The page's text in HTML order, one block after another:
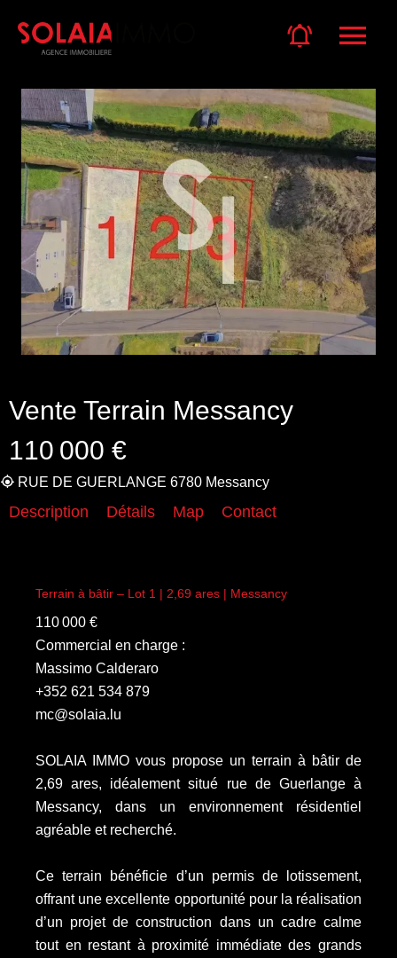
Vente Terrain Messancy
110 000 €
RUE DE GUERLANGE 6780 Messancy
Description Détails Map Contact
Terrain à bâtir – Lot 1 | 2,69 ares | Messancy
110 000 €
Commercial en charge :
Massimo Calderaro
+352 621 534 879
mc@solaia.lu
SOLAIA IMMO vous propose un terrain à bâtir de
2,69 ares, idéalement situé rue de Guerlange à
Messancy, dans un environnement résidentiel
agréable et recherché.
Ce terrain bénéficie d’un permis de lotissement,
offrant une excellente opportunité pour la réalisation
d’un projet de construction dans un cadre calme
tout en restant à proximité immédiate des grands